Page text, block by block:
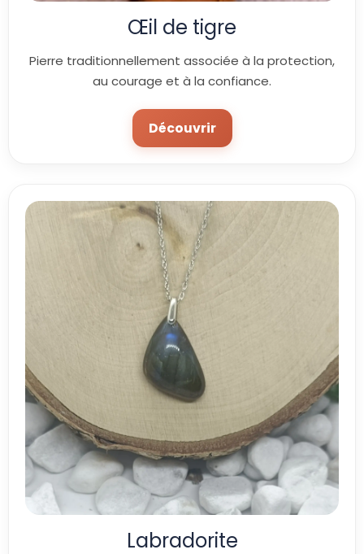
Œil de tigre
Pierre traditionnellement associée à la protection,
au courage et à la confiance.
Découvrir
Labradorite